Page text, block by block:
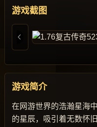
游戏截图
游戏简介
在网游世界的浩瀚星海
的星辰，吸引着无数怀